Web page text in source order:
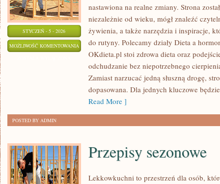
STYCZEŃ - 5 - 2026
MOŻLIWOŚĆ KOMENTOWANIA PRZEPISY
KULINARNE
nastawiona na realne zmiany. Strona
niezależnie od wieku, mógł znaleźć
żywienia, a także narzędzia i inspiracje,
do rutyny. Polecamy działy Dieta a
OKdieta.pl stoi zdrowa dieta oraz
odchudzanie bez niepotrzebnego
Zamiast narzucać jedną słuszną drogę,
dopasowana. Dla jednych kluczowe
Read More ]
POSTED BY ADMIN
Przepisy sezonowe
Lekkowkuchni to przestrzeń dla osób,